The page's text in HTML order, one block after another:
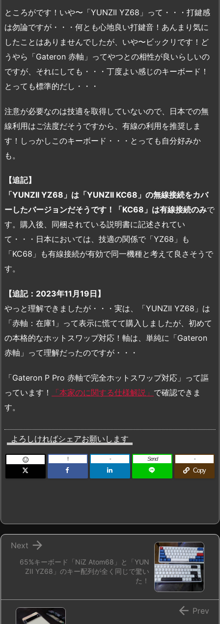
ところがです！いや〜「YUNZII YZ68」って・・・打鍵感
は勿論ですが・・・何とも心地良い打鍵音！あんまり気に
したことはありませんでしたが、いや〜ビックリです！ど
うやら「Gateron 赤軸」ってやつとの相性が良いらしいの
ですが、それにしても・・・丁度よい感じのキーボード！
とっても標準的だし・・・
注意が必要なのは技適を取得していないので、日本での無
線利用はご法度だそうですから、有線の利用を推奨しま
す！しっかしこのキーボード・・・とっても自分好みか
も。
【追記】
「YUNZII YZ68」は「YUNZII KC68」の無線接続をカバ
ーしたバージョンだそうです！「KC68」は有線接続のみで
す。購入後、同梱されている説明書に記述されてい
て・・・日本においては、技適の関係で「YZ68」も
「KC68」も有線接続が有効で同一機種と考えて良さそうで
す。
【追記：2023年11月19日】
やっと理解できましたが・・・実は、「YUNZII YZ68」は
「赤軸：在庫1」って表示に慌てて購入しましたが、初めて
の本格的なホットスワップ対応！軸は、単純に「Gateron
赤軸」って理解だったのですが・・・
「Gateron P Pro 赤軸で完全ホットスワップ対応」って謳
っています！
「本家のに関する仕様解説」 で確認できま
す。
よろしければシェアお願いします
 ! - Send
Copy
-
65%キーボード「NiZ Atom68」と「YUN
ZII YZ68」のキー配列が全く同じで驚い
た！

Next
 Prev